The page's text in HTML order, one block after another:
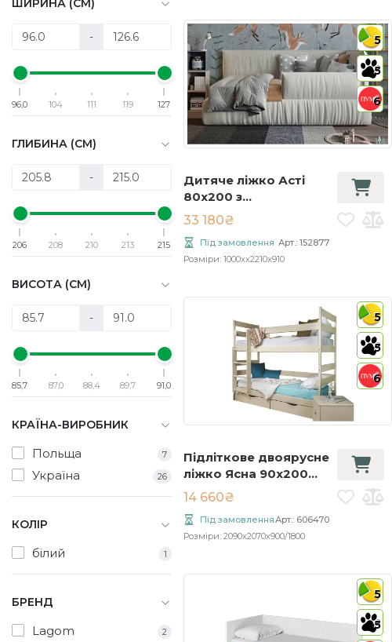
ШИРИНА (СМ)
-
96,0 104 111 119 127
ГЛИБИНА (СМ)
-
206 208 210 213 215
ВИСОТА (СМ)
-
85,7 87,0 88,4 89,7 91,0
КРАЇНА-ВИРОБНИК
Польща 7
Україна 26
КОЛІР
білий 1
БРЕНД
Lagom 2
5
5
6
Дитяче ліжко Асті
80x200 з
підйомником
33 180₴
Арт.: 152877
Під замовлення
Розміри: 1000xx2210x910
5
5
6
Підліткове двоярусне
ліжко Ясна 90x200
слонова кістка (без
ящиків)
14 660₴
Арт.: 606470
Під замовлення
Розміри: 2090x2070x900/1800
5
5